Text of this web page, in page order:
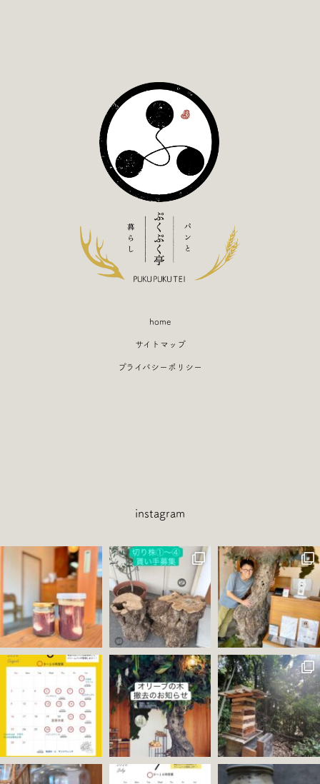
home
サイトマップ
プライバシーポリシー
instagram